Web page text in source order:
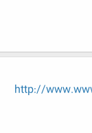
http://